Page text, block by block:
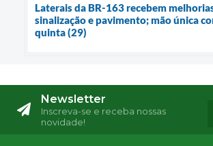
Laterais da BR-163 recebem
sinalização e pavimento; mão única
quinta (29)
Newsletter
Inscreva-se e receba nossas
novidade!